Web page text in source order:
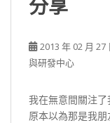
分享
2013 年 02 月 27
與研發中心
我在無意間關注
原本以為那是我